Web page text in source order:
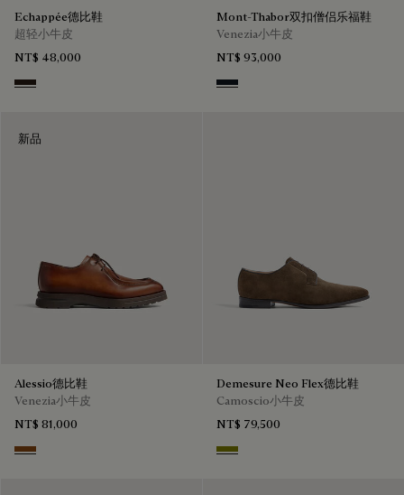
Echappée德比鞋
超轻小牛皮
NT$ 48,000
Brown
Mont-Thabor双扣僧侣乐福鞋
Venezia小牛皮
NT$ 93,000
Amethiste
新品
Alessio德比鞋
Venezia小牛皮
NT$ 81,000
Dark Honey
Demesure Neo Flex德比鞋
Camoscio小牛皮
NT$ 79,500
Olive Green